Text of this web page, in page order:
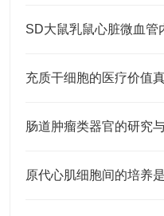
SD大鼠乳鼠心脏微血管
充质干细胞的医疗价值
肠道肿瘤类器官的研究
原代心肌细胞间的培养